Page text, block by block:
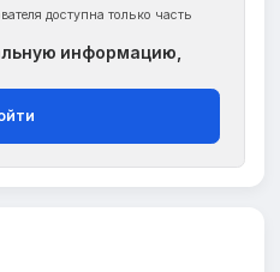
доступна только часть
информацию,